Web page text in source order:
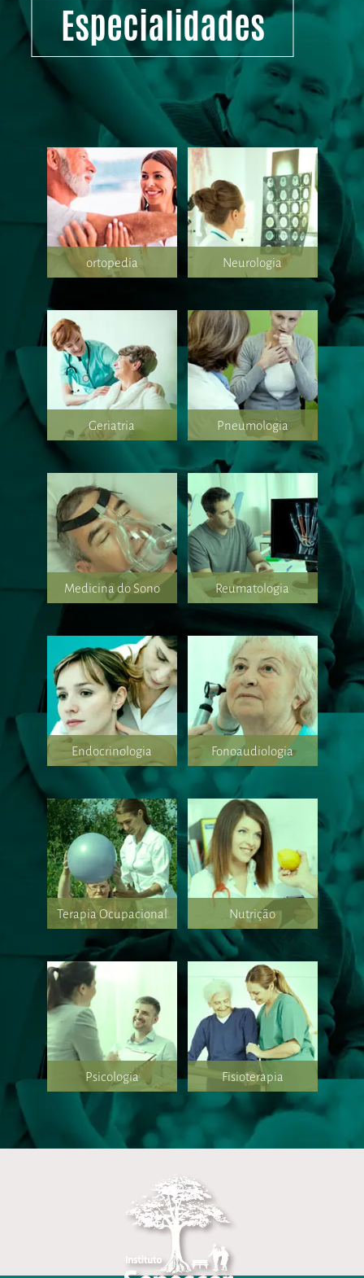
Especialidades
ortopedia Neurologia
Geriatria Pneumologia
Medicina do Sono Reumatologia
Endocrinologia Fonoaudiologia
Terapia Ocupacional Nutrição
Psicologia Fisioterapia